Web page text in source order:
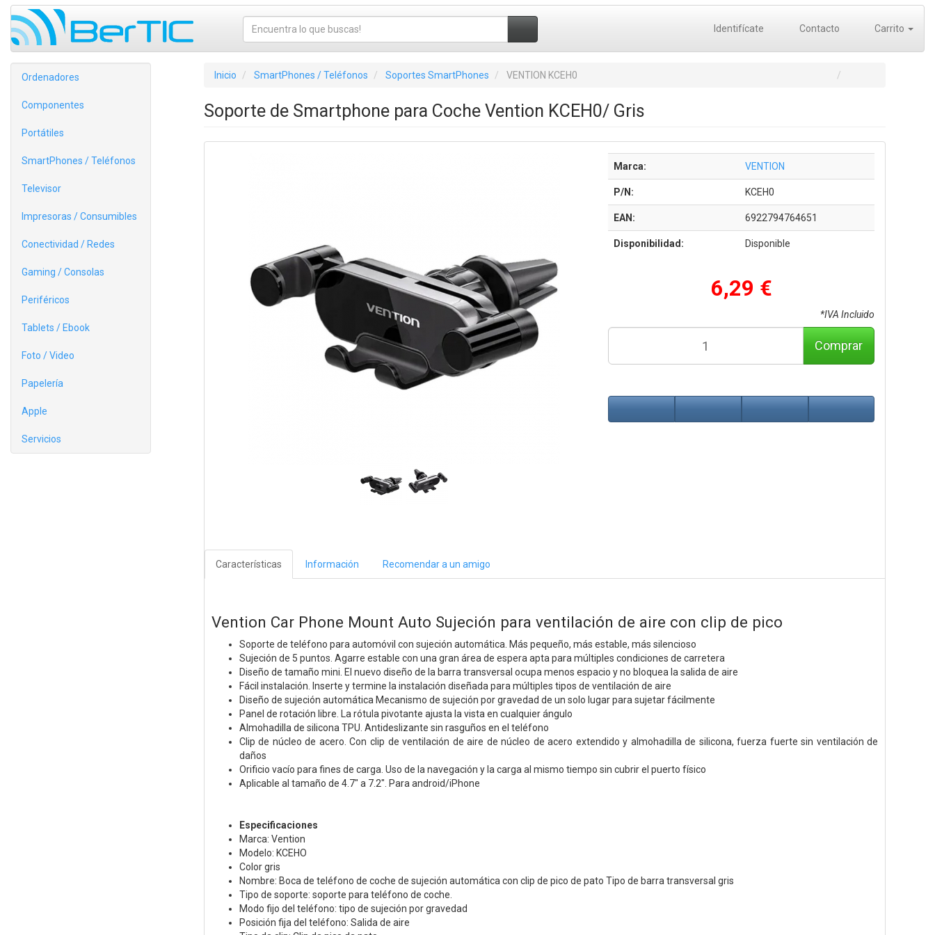
Identifícate Contacto Carrito
Ordenadores
Componentes
Portátiles
SmartPhones / Teléfonos
Televisor
Impresoras / Consumibles
Conectividad / Redes
Gaming / Consolas
Periféricos
Tablets / Ebook
Foto / Video
Papelería
Apple
Servicios
Inicio SmartPhones / Teléfonos Soportes SmartPhones VENTION KCEH0
Soporte de Smartphone para Coche Vention KCEH0/ Gris
Marca: VENTION
P/N: KCEH0
EAN: 6922794764651
Disponibilidad: Disponible
6,29 €
*IVA Incluido
Comprar
Características Información Recomendar a un amigo
Vention Car Phone Mount Auto Sujeción para ventilación de aire con clip de pico
Soporte de teléfono para automóvil con sujeción automática. Más pequeño, más estable, más silencioso
Sujeción de 5 puntos. Agarre estable con una gran área de espera apta para múltiples condiciones de carretera
Diseño de tamaño mini. El nuevo diseño de la barra transversal ocupa menos espacio y no bloquea la salida de aire
Fácil instalación. Inserte y termine la instalación diseñada para múltiples tipos de ventilación de aire
Diseño de sujeción automática Mecanismo de sujeción por gravedad de un solo lugar para sujetar fácilmente
Panel de rotación libre. La rótula pivotante ajusta la vista en cualquier ángulo
Almohadilla de silicona TPU. Antideslizante sin rasguños en el teléfono
Clip de núcleo de acero. Con clip de ventilación de aire de núcleo de acero extendido y almohadilla de silicona, fuerza fuerte sin ventilación de
daños
Orificio vacío para fines de carga. Uso de la navegación y la carga al mismo tiempo sin cubrir el puerto físico
Aplicable al tamaño de 4.7" a 7.2". Para android/iPhone
Especificaciones
Marca: Vention
Modelo: KCEHO
Color gris
Nombre: Boca de teléfono de coche de sujeción automática con clip de pico de pato Tipo de barra transversal gris
Tipo de soporte: soporte para teléfono de coche.
Modo fijo del teléfono: tipo de sujeción por gravedad
Posición fija del teléfono: Salida de aire